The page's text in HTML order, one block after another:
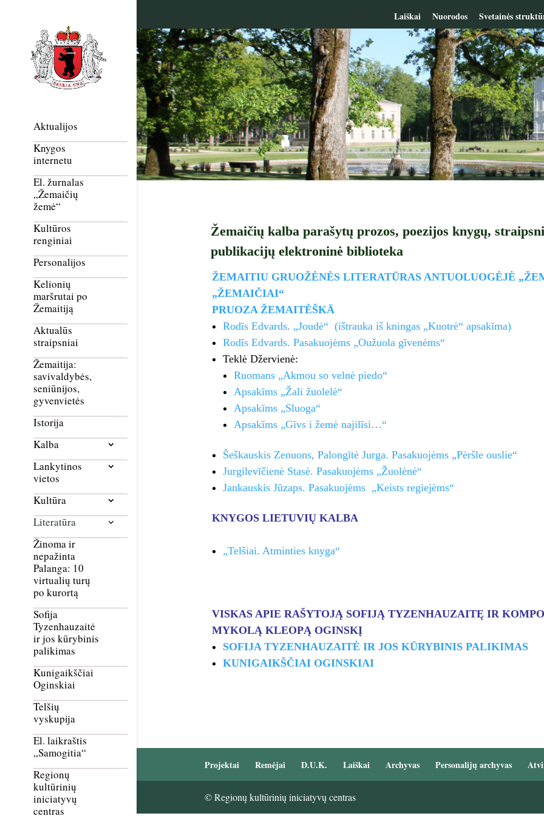
Laiškai Nuorodos Svetainės
Aktualijos
Knygos
internetu
El. žurnalas
„Žemaičių
žemė“
Kultūros
renginiai
Personalijos
Kelionių
maršrutai po
Žemaitiją
Aktualūs
straipsniai
Žemaitija:
savivaldybės,
seniūnijos,
gyvenvietės
Istorija
Kalba
Lankytinos
vietos
Kultūra
Literatūra
Žinoma ir
nepažinta
Palanga: 10
virtualių turų
po kurortą
Sofija
Tyzenhauzaitė
ir jos kūrybinis
palikimas
Kunigaikščiai
Oginskiai
Telšių
vyskupija
El. laikraštis
„Samogitia“
Regionų
kultūrinių
iniciatyvų
centras
Žemaičių kalba parašytų prozos, poezijos knygų,
publikacijų elektroninė biblioteka
ŽEMAITIU GRUOŽĖNĖS LITERATŪRAS ANTUOLUOGĖJĖ
„ŽEMAIČIAI“
PRUOZA ŽEMAITĖŠKĀ
Rodīs Edvards. „Joudė“ (ištrauka iš kningas „Kuotrė“ apsakīma)
Rodīs Edvards. Pasakuojėms „Oužuola gīvenėms“
Teklė Džervienė:
Ruomans „Akmou so velnė piedo“
Apsakīms „Žali žuolelė“
Apsakīms „Sluoga“
Apsakīms „Gīvs i žemė najilīsi…“
Šeškauskis Zenuons, Palongītė Jurga. Pasakuojėms „Pėršle ouslie“
Jurgilevīčienė Stasė. Pasakuojėms „Žuolėnė“
Jankauskis Jūzaps. Pasakuojėms „Keists regiejėms“
KNYGOS LIETUVIŲ KALBA
„Telšiai. Atminties knyga“
VISKAS APIE RAŠYTOJĄ SOFIJĄ TYZENHAUZAITĘ IR
MYKOLĄ KLEOPĄ OGINSKĮ
SOFIJA TYZENHAUZAITĖ IR JOS KŪRYBINIS PALIKIMAS
KUNIGAIKŠČIAI OGINSKIAI
Projektai Remėjai D.U.K. Laiškai Archyvas Personalijų archyvas
© Regionų kultūrinių iniciatyvų centras